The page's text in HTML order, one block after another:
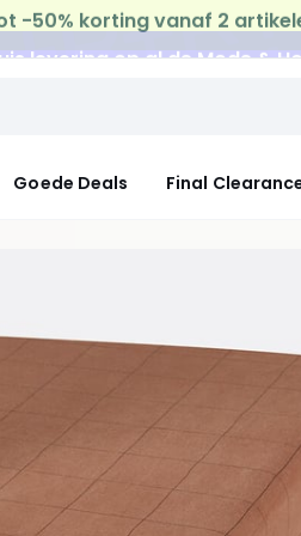
leveringop al de Mode &
Goede Deals Final